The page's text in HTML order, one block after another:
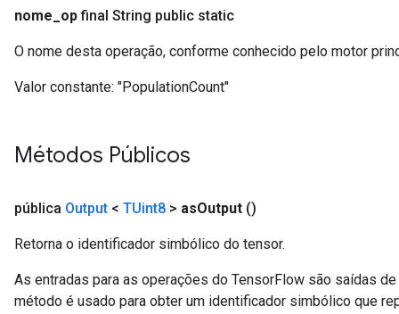
nome op final String public static
O nome desta operação, conforme conhecido pelo motor
Valor constante: "PopulationCount"
Métodos Públicos
pública Output < TUint8 > asOutput ()
Retorna o identificador simbólico do tensor.
As entradas para as operações do TensorFlow são saídas
método é usado para obter um identificador simbólico que